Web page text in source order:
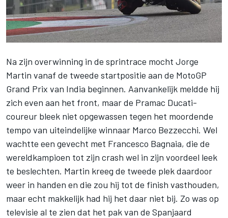
Na zijn overwinning in de sprintrace mocht Jorge
Martin vanaf de tweede startpositie aan de MotoGP
Grand Prix van India beginnen. Aanvankelijk meldde hij
zich even aan het front, maar de Pramac Ducati-
coureur bleek niet opgewassen tegen het moordende
tempo van uiteindelijke winnaar Marco Bezzecchi. Wel
wachtte een gevecht met Francesco Bagnaia, die de
wereldkampioen tot zijn crash wel in zijn voordeel leek
te beslechten. Martin kreeg de tweede plek daardoor
weer in handen en die zou hij tot de finish vasthouden,
maar echt makkelijk had hij het daar niet bij. Zo was op
televisie al te zien dat het pak van de Spanjaard